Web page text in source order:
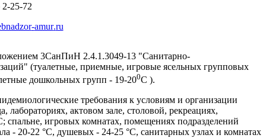
25-72
-amur.ru
3СанПиН 2.4.1.3049-13 "Санитарно-
(туалетные, приемные, игровые ясельных групповых
дошкольных групп - 19-200С ).
требования к условиям и организации
актовом зале, столовой, рекреациях,
спальне, игровых комнатах, помещениях подразделений
- 20-22 °C, душевых - 24-25 °C, санитарных узлах и комнатах